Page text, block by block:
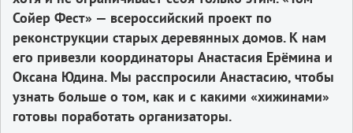
Сойер Фест» — всероссийский проект по
реконструкции старых деревянных домов. К нам
его привезли координаторы Анастасия Ерёмина и
Оксана Юдина. Мы расспросили Анастасию, чтобы
узнать больше о том, как и с какими «хижинами»
готовы поработать организаторы.